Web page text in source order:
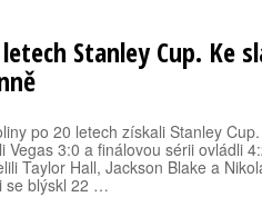
Stanley Cup. Ke
po 20 letech získali Stanley
Vegas 3:0 a finálovou sérii ovládli
Taylor Hall, Jackson Blake a
se blýskl 22 …